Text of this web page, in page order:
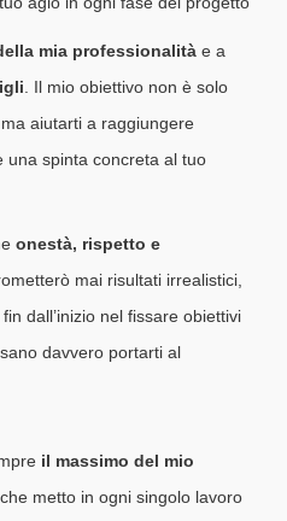
mia professionalità e a
. Il mio obiettivo non è solo
aiutarti a raggiungere
una spinta concreta al tuo
onestà, rispetto e
mai risultati irrealistici,
dall’inizio nel fissare obiettivi
davvero portarti al
il massimo del mio
che metto in ogni singolo lavoro